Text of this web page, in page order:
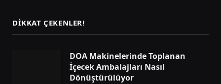
DIKKAT ÇEKENLER!
DOA Makinelerinde Toplanan
İçecek Ambalajları Nasıl
Dönüştürülüyor